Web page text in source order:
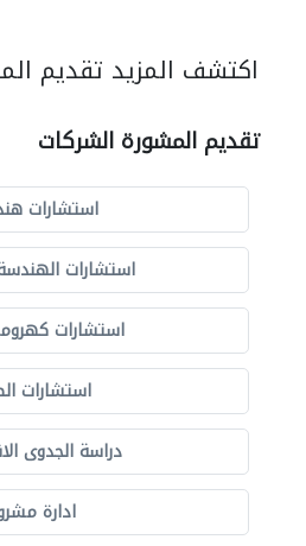
اكتشف المزيد تقديم
تقديم المشورة الشركات
استشارات
استشارات
استشارات
استشارات
دراسة الجدوى
ادارة